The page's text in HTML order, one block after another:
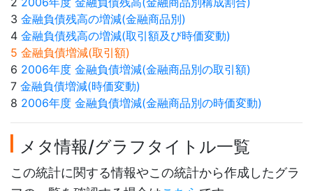
3 金融負債残高の増減(金融商品別)
4 金融負債残高の増減(取引額及び時価変動)
5 金融負債増減(取引額)
6 2006年度 金融負債増減(金融商品別の取引額)
7 金融負債増減(時価変動)
8 2006年度 金融負債増減(金融商品別の時価変動)
メタ情報/グラフタイトル一覧
この統計に関する情報やこの統計から作成したグラ